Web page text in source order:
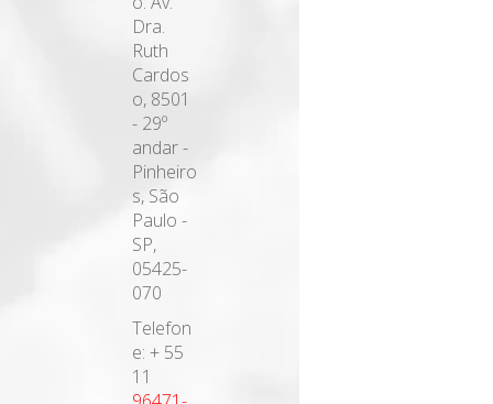
Dra.
Ruth
Cardos
o, 8501
- 29º
andar -
Pinheiro
s, São
Paulo -
SP,
05425-
070
Telefon
e: + 55
11